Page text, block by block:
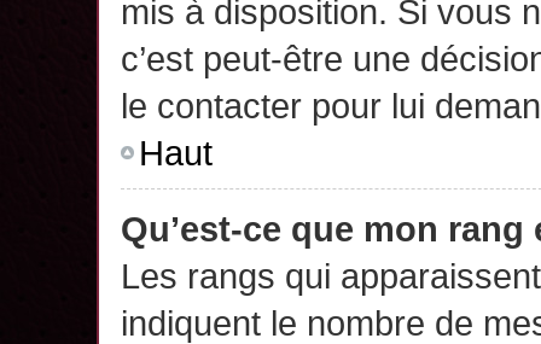
mis à disposition. Si vous
c’est peut-être une
le contacter pour lui
Haut
Qu’est-ce que mon
Les rangs qui
indiquent le nombre de